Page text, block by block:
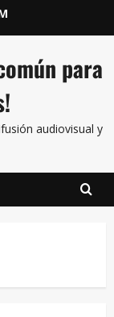
para
audiovisual y